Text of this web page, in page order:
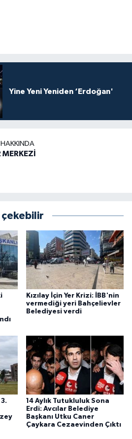
Yine Yeni Yeniden ‘Erdoğan'
HAKKINDA
MERKEZİ
çekebilir
Kızılay İçin Yer Krizi: İBB'nin
vermediği yeri Bahçelievler
Belediyesi verdi
14 Aylık Tutukluluk Sona
Erdi: Avcılar Belediye
Başkanı Utku Caner
Çaykara Cezaevinden Çıktı